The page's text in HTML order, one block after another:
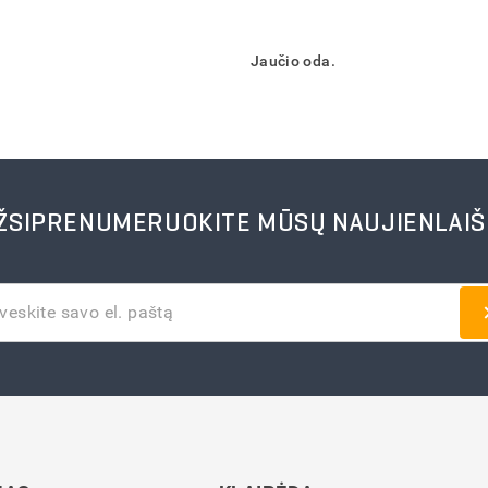
Jaučio oda.
MŪSŲ